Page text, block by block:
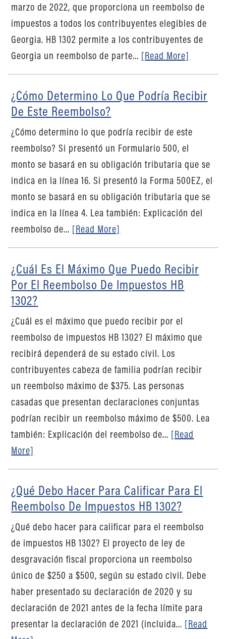
marzo de 2022, que proporciona un reembolso de
impuestos a todos los contribuyentes elegibles de
Georgia. HB 1302 permite a los contribuyentes de
Georgia un reembolso de parte... [Read More]
¿Cómo Determino Lo Que Podría Recibir
De Este Reembolso?
¿Cómo determino lo que podría recibir de este
reembolso? Si presentó un Formulario 500, el
monto se basará en su obligación tributaria que se
indica en la línea 16. Si presentó la Forma 500EZ, el
monto se basará en su obligación tributaria que se
indica en la línea 4. Lea también: Explicación del
reembolso de... [Read More]
¿Cuál Es El Máximo Que Puedo Recibir
Por El Reembolso De Impuestos HB
1302?
¿Cuál es el máximo que puedo recibir por el
reembolso de impuestos HB 1302? El máximo que
recibirá dependerá de su estado civil. Los
contribuyentes cabeza de familia podrían recibir
un reembolso máximo de $375. Las personas
casadas que presentan declaraciones conjuntas
podrían recibir un reembolso máximo de $500. Lea
también: Explicación del reembolso de... [Read
More]
¿Qué Debo Hacer Para Calificar Para El
Reembolso De Impuestos HB 1302?
¿Qué debo hacer para calificar para el reembolso
de impuestos HB 1302? El proyecto de ley de
desgravación fiscal proporciona un reembolso
único de $250 a $500, según su estado civil. Debe
haber presentado su declaración de 2020 y su
declaración de 2021 antes de la fecha límite para
presentar la declaración de 2021 (incluida... [Read